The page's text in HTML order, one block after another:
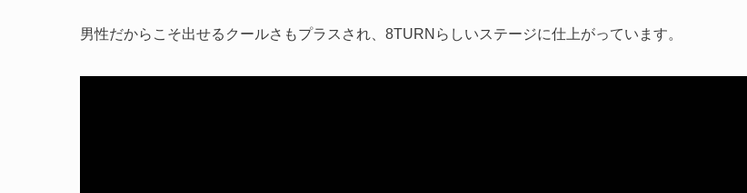
男性だからこそ出せるクールさもプラスされ、8TURNらしいステージに仕上がっています。